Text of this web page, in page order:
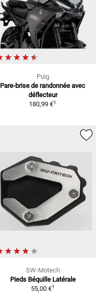
Puig
Pare-brise de randonnée avec
déflecteur
180,99 €1
SW-Motech
Pieds Béquille Latérale
55,00 €1